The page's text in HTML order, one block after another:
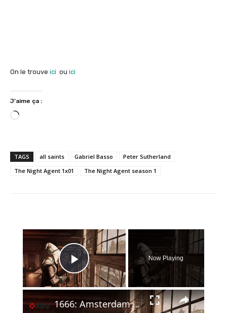
On le trouve ici ou ici
J’aime ça :
C
r
g
e
…
TAGS all saints Gabriel Basso
Peter Sutherland
The Night Agent 1x01
The Night Agent season 1
×
Play Video
Now Playing
×
1666: Amsterdam - Official Devlog #2: The Art Video